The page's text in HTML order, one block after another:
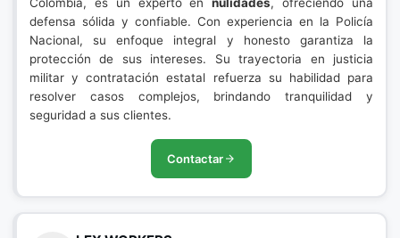
defensa sólida y confiable. Con experiencia en la Policía
Nacional, su enfoque integral y honesto garantiza la
protección de sus intereses. Su trayectoria en justicia
militar y contratación estatal refuerza su habilidad para
resolver casos complejos, brindando tranquilidad y
seguridad a sus clientes.
Contactar